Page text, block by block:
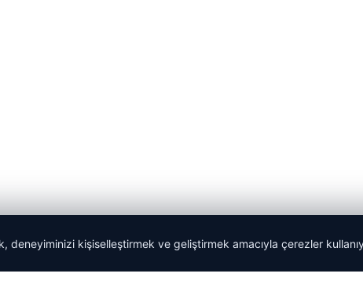
deneyiminizi kişiselleştirmek ve geliştirmek amacıyla çerezler